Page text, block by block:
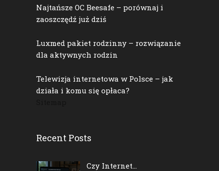
Najtańsze OC Beesafe – porównaj i
zaoszczędź już dziś
Luxmed pakiet rodzinny – rozwiązanie
dla aktywnych rodzin
Telewizja internetowa w Polsce – jak
działa i komu się opłaca?
Recent Posts
Czy Internet...